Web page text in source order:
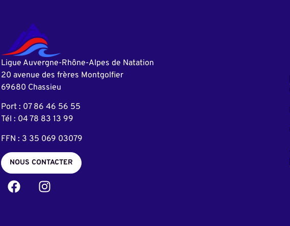
Ligue Auvergne-Rhône-Alpes de Natation
20 avenue des frères Montgolfier
69680 Chassieu
Port : 07 86 46 56 55
Tél : 04 78 83 13 99
FFN : 3 35 069 03079
NOUS CONTACTER